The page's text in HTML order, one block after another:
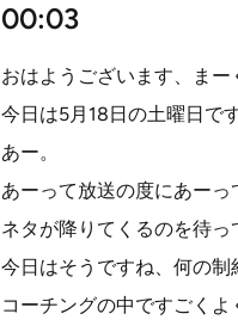
00:03
おはようございます、まー
今日は5月18日の土曜日で
あー。
あーって放送の度にあーっ
ネタが降りてくるのを待っ
今日はそうですね、何の制
コーチングの中ですごくよ